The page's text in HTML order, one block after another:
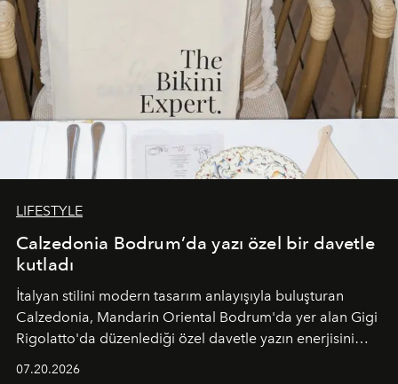
LIFESTYLE
Calzedonia Bodrum’da yazı özel bir davetle
kutladı
İtalyan stilini modern tasarım anlayışıyla buluşturan
Calzedonia, Mandarin Oriental Bodrum'da yer alan Gigi
Rigolatto'da düzenlediği özel davetle yazın enerjisini
07.20.2026